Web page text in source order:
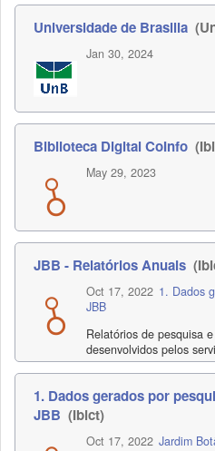
Universidade de Brasilia
Jan 30, 2024
Biblioteca Digital CoInfo
May 29, 2023
JBB - Relatórios Anuais
Oct 17, 2022 1. Dados
JBB
Relatórios de pesquisa
desenvolvidos pelos
1. Dados gerados por
JBB (Ibict)
Oct 17, 2022 Jardim